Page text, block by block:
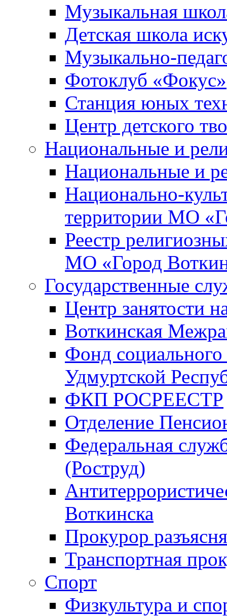
Музыкальная
Детская школа
Музыкально-
Фотоклуб «Фокус»
Станция юных
Центр детского
Национальные и
Национальные и
Национально-
территории МО
Реестр
МО «Город
Государственные
Центр занятости
Воткинская
Фонд
Удмуртской
ФКП РОСРЕЕСТР
Отделение
Федеральная
(Роструд)
Воткинска
Прокурор
Транспортная
Спорт
Физкультура и